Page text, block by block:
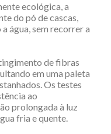
ecológica, a
do pó de cascas,
água, sem recorrer a
de fibras
em uma paleta
Os testes
ao
prolongada à luz
fria e quente.